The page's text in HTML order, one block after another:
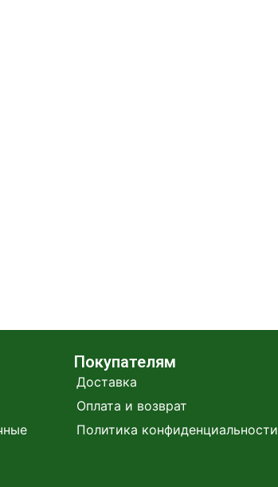
Покупателям
Доставка
Оплата и возврат
Политика конфиденциальности